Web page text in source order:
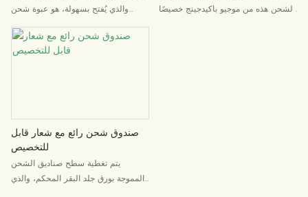
والذي يُفتح بسهولة، هو عبوة شحن
للشركات والمستهلكين الذين يُقدّرون
متعة تجربة فتح العبوة. بفضل شقوق
الشحن هذه من موجيو باكيدجينج خصيصًا
صندوق شحن رائع مع شعار قابل
للتخصيص
يتم تغطية سطح صناديق الشحن
المموجة بورق جلد البقر المحكم، والذي